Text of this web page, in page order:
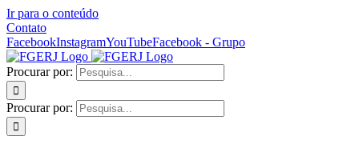
Ir para o conteúdo
Contato
FacebookInstagramYouTubeFacebook - Grupo
Procurar por:
Procurar por: